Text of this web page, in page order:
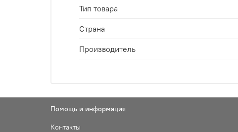
Тип товара
Страна
Производитель
Помощь и информация
Контакты